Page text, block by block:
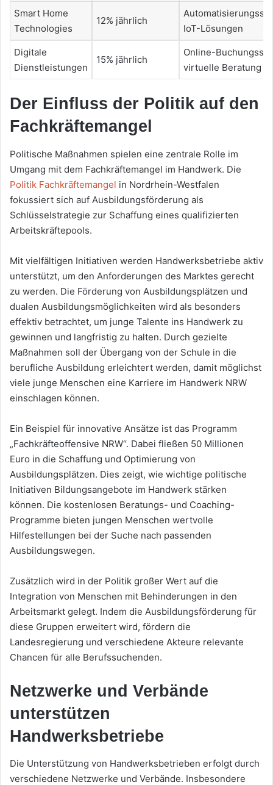
Smart Home
Technologies
12% jährlich
IoT-Lösungen
Digitale
Dienstleistungen
15% jährlich
Online-
virtuelle Beratung
Der Einfluss der Politik auf den
Fachkräftemangel
Politische Maßnahmen spielen eine zentrale Rolle im
Umgang mit dem Fachkräftemangel im Handwerk. Die
Politik Fachkräftemangel in Nordrhein-Westfalen
fokussiert sich auf Ausbildungsförderung als
Schlüsselstrategie zur Schaffung eines qualifizierten
Arbeitskräftepools.
Mit vielfältigen Initiativen werden Handwerksbetriebe aktiv
unterstützt, um den Anforderungen des Marktes gerecht
zu werden. Die Förderung von Ausbildungsplätzen und
dualen Ausbildungsmöglichkeiten wird als besonders
effektiv betrachtet, um junge Talente ins Handwerk zu
gewinnen und langfristig zu halten. Durch gezielte
Maßnahmen soll der Übergang von der Schule in die
berufliche Ausbildung erleichtert werden, damit möglichst
viele junge Menschen eine Karriere im Handwerk NRW
einschlagen können.
Ein Beispiel für innovative Ansätze ist das Programm
„Fachkräfteoffensive NRW“. Dabei fließen 50 Millionen
Euro in die Schaffung und Optimierung von
Ausbildungsplätzen. Dies zeigt, wie wichtige politische
Initiativen Bildungsangebote im Handwerk stärken
können. Die kostenlosen Beratungs- und Coaching-
Programme bieten jungen Menschen wertvolle
Hilfestellungen bei der Suche nach passenden
Ausbildungswegen.
Zusätzlich wird in der Politik großer Wert auf die
Integration von Menschen mit Behinderungen in den
Arbeitsmarkt gelegt. Indem die Ausbildungsförderung für
diese Gruppen erweitert wird, fördern die
Landesregierung und verschiedene Akteure relevante
Chancen für alle Berufssuchenden.
Netzwerke und Verbände
unterstützen
Handwerksbetriebe
Die Unterstützung von Handwerksbetrieben erfolgt durch
verschiedene Netzwerke und Verbände. Insbesondere